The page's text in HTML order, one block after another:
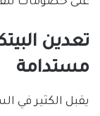
تعدين
مستدامة
يقبل الكثير في